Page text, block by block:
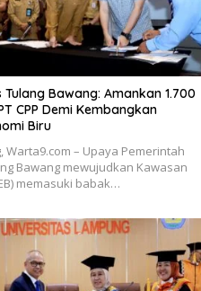
Bawang: Amankan 1.700
CPP Demi Kembangkan
Biru
Warta9.com – Upaya Pemerintah
Bawang mewujudkan Kawasan
memasuki babak…